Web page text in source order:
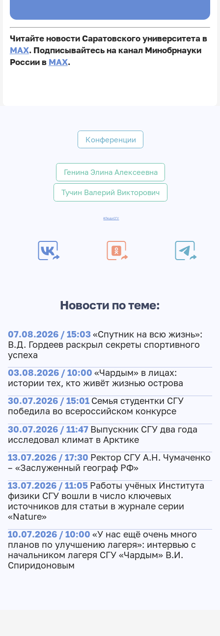
Читайте новости Саратовского университета в
MAX. Подписывайтесь на канал Минобрнауки
России в MAX.
Конференции
Генина Элина Алексеевна
Тучин Валерий Викторович
#ЛюдиСГУ
Новости по теме:
07.08.2026 / 15:03«Спутник на всю жизнь»:
В.Д. Гордеев раскрыл секреты спортивного
успеха
03.08.2026 / 10:00 «Чардым» в лицах:
истории тех, кто живёт жизнью острова
30.07.2026 / 15:01 Семья студентки СГУ
победила во всероссийском конкурсе
30.07.2026 / 11:47 Выпускник СГУ два года
исследовал климат в Арктике
13.07.2026 / 17:30 Ректор СГУ А.Н. Чумаченко
– «Заслуженный географ РФ»
13.07.2026 / 11:05 Работы учёных Института
физики СГУ вошли в число ключевых
источников для статьи в журнале серии
«Nature»
10.07.2026 / 10:00 «У нас ещё очень много
планов по улучшению лагеря»: интервью с
начальником лагеря СГУ «Чардым» В.И.
Спиридоновым